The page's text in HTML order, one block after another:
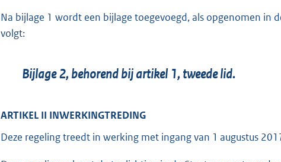
Na bijlage 1 wordt een bijlage toegevoegd, als opgenomen in
volgt:
Bijlage 2, behorend bij artikel 1, tweede lid.
ARTIKEL II INWERKINGTREDING
Deze regeling treedt in werking met ingang van 1 augustus